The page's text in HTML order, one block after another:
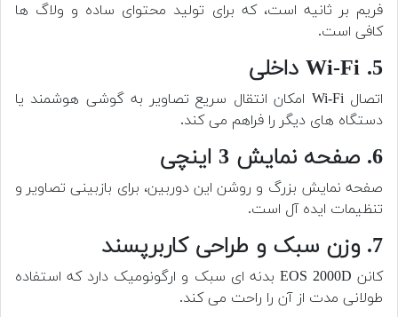
فریم بر ثانیه است، که برای تولید محتوای ساده و ولاگ ها
کافی است.
5. Wi-Fi داخلی
اتصال Wi-Fi امکان انتقال سریع تصاویر به گوشی هوشمند یا
دستگاه های دیگر را فراهم می کند.
6. صفحه نمایش 3 اینچی
صفحه نمایش بزرگ و روشن این دوربین، برای بازبینی تصاویر و
تنظیمات ایده آل است.
7. وزن سبک و طراحی کاربرپسند
کانن EOS 2000D بدنه ای سبک و ارگونومیک دارد که استفاده
طولانی مدت از آن را راحت می کند.